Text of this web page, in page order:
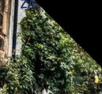
ZANZÍBAR